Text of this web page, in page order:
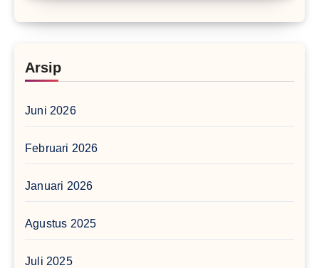
Arsip
Juni 2026
Februari 2026
Januari 2026
Agustus 2025
Juli 2025